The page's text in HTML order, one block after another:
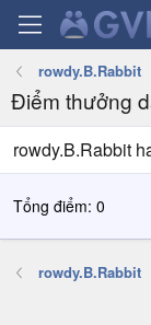
rowdy.B.Rabbit
Điểm thưởng
rowdy.B.Rabbit
Tổng điểm: 0
rowdy.B.Rabbit